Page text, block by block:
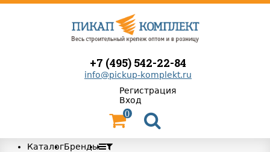
+7 (495) 542-22-84
info@pickup-komplekt.ru
Регистрация
Вход
0
КаталогБренды